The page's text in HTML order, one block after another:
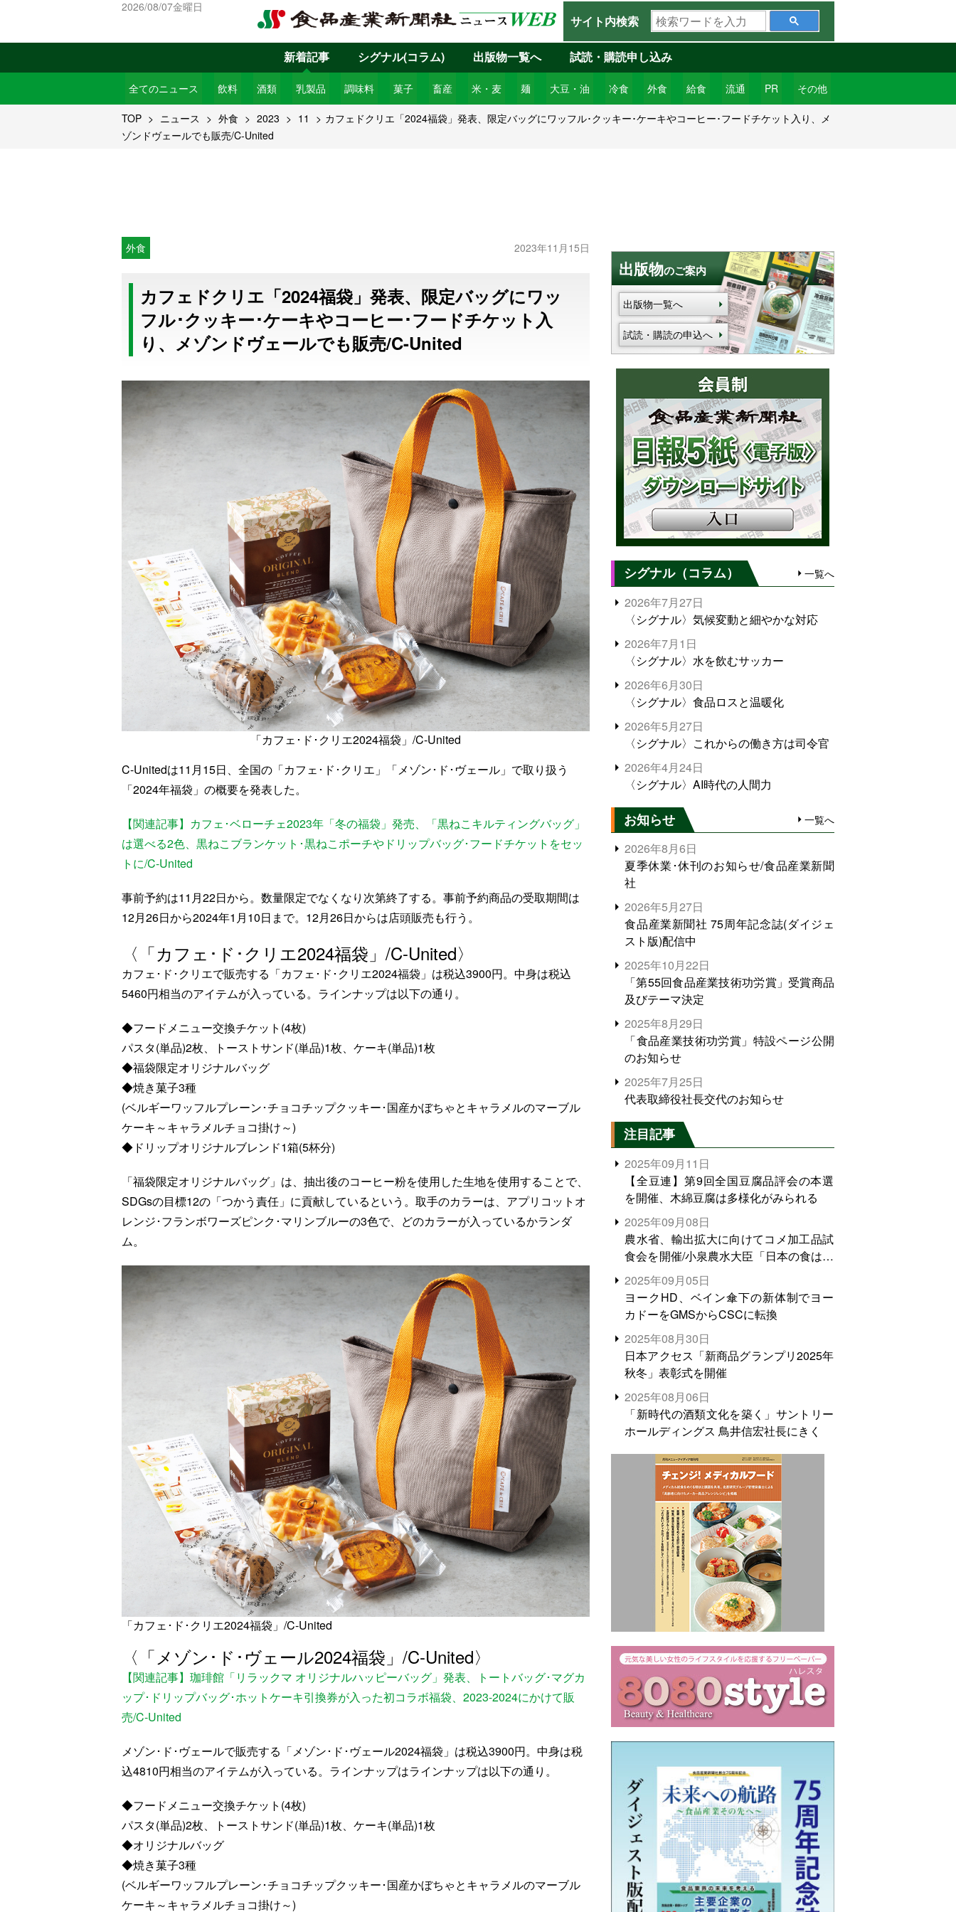
2026/08/07金曜日
サイト内検索
検
索
ワ
ー
ド
を
入
新着記事
全てのニュース 飲料 酒類 乳製品 調味料 菓子 畜産 米・麦 麺 大豆・油 冷食 外食 給食 流通 PR その他
シグナル(コラム) 出版物一覧へ 試読・購読申し込み
TOP ニュース 外食 2023 11
カフェドクリエ「2024福袋」発表、限定バッグにワッフル･クッキー･ケーキやコーヒー･フードチケット入り、メ
ゾンドヴェールでも販売/C-United
外食 2023年11月15日
カフェドクリエ「2024福袋」発表、限定バッグにワッ
フル･クッキー･ケーキやコーヒー･フードチケット入
り、メゾンドヴェールでも販売/C-United
「カフェ･ド･クリエ2024福袋」/C-United
C-Unitedは11月15日、全国の「カフェ･ド･クリエ」「メゾン･ド･ヴェール」で取り扱う
「2024年福袋」の概要を発表した。
【関連記事】カフェ･ベローチェ2023年「冬の福袋」発売、「黒ねこキルティングバッグ」
は選べる2色、黒ねこブランケット･黒ねこポーチやドリップバッグ･フードチケットをセッ
トに/C-United
事前予約は11月22日から。数量限定でなくなり次第終了する。事前予約商品の受取期間は
12月26日から2024年1月10日まで。12月26日からは店頭販売も行う。
〈「カフェ･ド･クリエ2024福袋」/C-United〉
カフェ･ド･クリエで販売する「カフェ･ド･クリエ2024福袋」は税込3900円。中身は税込
5460円相当のアイテムが入っている。ラインナップは以下の通り。
◆フードメニュー交換チケット(4枚)
パスタ(単品)2枚、トーストサンド(単品)1枚、ケーキ(単品)1枚
◆福袋限定オリジナルバッグ
◆焼き菓子3種
(ベルギーワッフルプレーン･チョコチップクッキー･国産かぼちゃとキャラメルのマーブル
ケーキ～キャラメルチョコ掛け～)
◆ドリップオリジナルブレンド1箱(5杯分)
「福袋限定オリジナルバッグ」は、抽出後のコーヒー粉を使用した生地を使用することで、
SDGsの目標12の「つかう責任」に貢献しているという。取手のカラーは、アプリコットオ
レンジ･フランボワーズピンク･マリンブルーの3色で、どのカラーが入っているかランダ
ム。
「カフェ･ド･クリエ2024福袋」/C-United
〈「メゾン･ド･ヴェール2024福袋」/C-United〉
【関連記事】珈琲館「リラックマ オリジナルハッピーバッグ」発表、トートバッグ･マグカ
ップ･ドリップバッグ･ホットケーキ引換券が入った初コラボ福袋、2023-2024にかけて販
売/C-United
メゾン･ド･ヴェールで販売する「メゾン･ド･ヴェール2024福袋」は税込3900円。中身は税
込4810円相当のアイテムが入っている。ラインナップはラインナップは以下の通り。
◆フードメニュー交換チケット(4枚)
パスタ(単品)2枚、トーストサンド(単品)1枚、ケーキ(単品)1枚
◆オリジナルバッグ
◆焼き菓子3種
(ベルギーワッフルプレーン･チョコチップクッキー･国産かぼちゃとキャラメルのマーブル
ケーキ～キャラメルチョコ掛け～)
出版物のご案内
出版物一覧へ
試読・購読の申込へ
シグナル（コラム） 一覧へ
2026年7月27日
〈シグナル〉気候変動と細やかな対応
2026年7月1日
〈シグナル〉水を飲むサッカー
2026年6月30日
〈シグナル〉食品ロスと温暖化
2026年5月27日
〈シグナル〉これからの働き方は司令官
2026年4月24日
〈シグナル〉AI時代の人間力
お知らせ 一覧へ
2026年8月6日
夏季休業･休刊のお知らせ/食品産業新聞
社
2026年5月27日
食品産業新聞社 75周年記念誌(ダイジェ
スト版)配信中
2025年10月22日
「第55回食品産業技術功労賞」受賞商品
及びテーマ決定
2025年8月29日
「食品産業技術功労賞」特設ページ公開
のお知らせ
2025年7月25日
代表取締役社長交代のお知らせ
注目記事
2025年09月11日
【全豆連】第9回全国豆腐品評会の本選
を開催、木綿豆腐は多様化がみられる
2025年09月08日
農水省、輸出拡大に向けてコメ加工品試
食会を開催/小泉農水大臣「日本の食は世
界でトップをとれる。米増産に向けて、
米輸出需要の拡大を」
2025年09月05日
ヨークHD、ベイン傘下の新体制でヨー
カドーをGMSからCSCに転換
2025年08月30日
日本アクセス「新商品グランプリ2025年
秋冬」表彰式を開催
2025年08月06日
「新時代の酒類文化を築く」サントリー
ホールディングス 鳥井信宏社長にきく